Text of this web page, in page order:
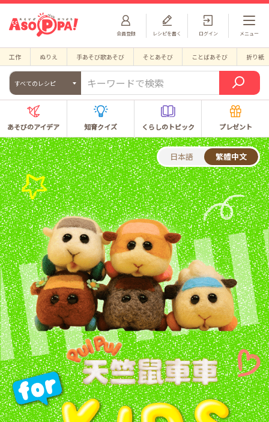
会員登録 ログイン
レシピを書く メニュー
工作 ぬりえ 手あそび歌あそび そとあそび ことばあそび 折り紙
すべてのレシピ
あそびのアイデア 知育クイズ くらしのトピック プレゼント
日本語 繁體中文